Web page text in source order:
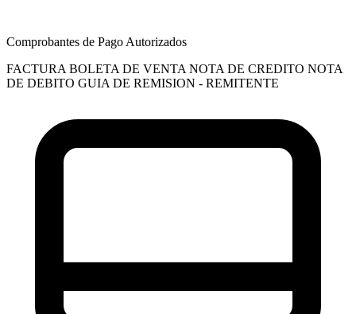
Comprobantes de Pago Autorizados
FACTURA BOLETA DE VENTA NOTA DE CREDITO NOTA
DE DEBITO GUIA DE REMISION - REMITENTE